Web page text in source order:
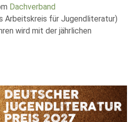
Dachverband
Arbeitskreis für Jugendliteratur)
wird mit der jährlichen